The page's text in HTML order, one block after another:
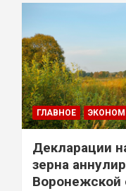
ГЛАВНОЕ
Декларации
зерна
Воронежской